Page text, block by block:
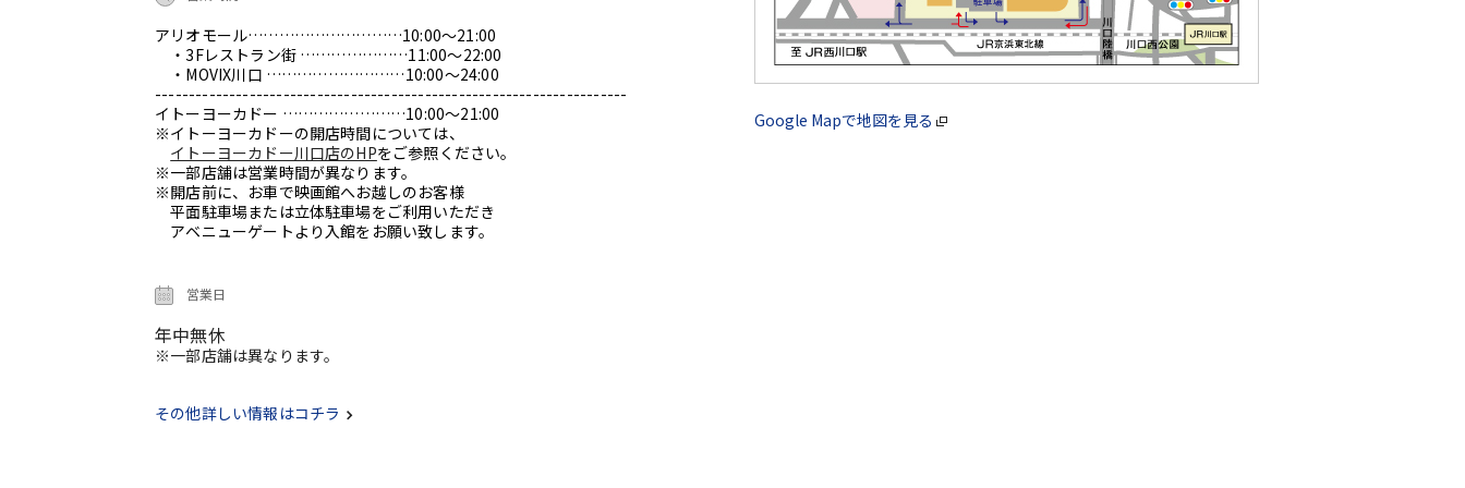
アリオモール…………………………10:00～21:00
・3Fレストラン街 …………………11:00～22:00
・MOVIX川口 ………………………10:00～24:00
----------------------------------------------------------------------
イトーヨーカドー ……………………10:00～21:00
※イトーヨーカドーの開店時間については、
イトーヨーカドー川口店のHPをご参照ください。
※一部店舗は営業時間が異なります。
※開店前に、お車で映画館へお越しのお客様
平面駐車場または立体駐車場をご利用いただき
アベニューゲートより入館をお願い致します。
営業日
年中無休
※一部店舗は異なります。
その他詳しい情報はコチラ
Google Mapで地図を見る